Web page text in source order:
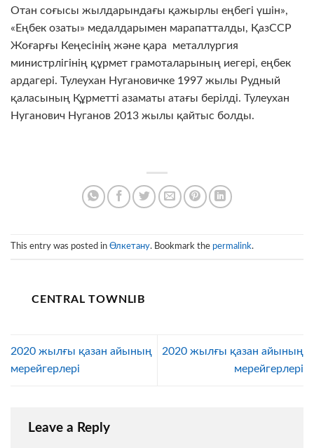
Отан соғысы жылдарындағы қажырлы еңбегі үшін»,
«Еңбек озаты» медалдарымен марапатталды, ҚазССР
Жоғарғы Кеңесінің және қара металлургия
министрлігінің құрмет грамоталарының иегері, еңбек
ардагері. Тулеухан Нугановичке 1997 жылы Рудный
қаласының Құрметті азаматы атағы берілді. Тулеухан
Нуганович Нуганов 2013 жылы қайтыс болды.
This entry was posted in Өлкетану. Bookmark the permalink.
CENTRAL TOWNLIB
2020 жылғы қазан айының
мерейгерлері
2020 жылғы қазан айының
мерейгерлері
Leave a Reply